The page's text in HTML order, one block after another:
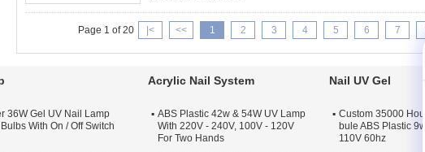
Page 1 of 20 |< << 1 2 3 4 5 6 7
36W Gel UV Nail Lamp
With On / Off Switch
Acrylic Nail System
ABS Plastic 42w & 54W UV Lamp
With 220V - 240V, 100V - 120V
For Two Hands
Nail UV Gel
Custom 35000
bule ABS Plastic
110V 60hz